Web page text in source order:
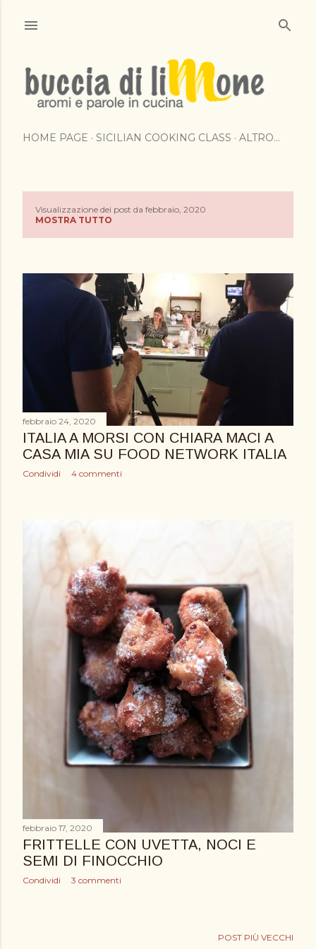
HOME PAGE SICILIAN COOKING CLASS ALTRO…
s
Visualizzazione dei post da febbraio, 2020
MOSTRA TUTTO
febbraio 24, 2020
ITALIA A MORSI CON CHIARA MACI A
CASA MIA SU FOOD NETWORK ITALIA
Condividi 4 commenti
febbraio 17, 2020
FRITTELLE CON UVETTA, NOCI E
SEMI DI FINOCCHIO
Condividi 3 commenti
POST PIÙ VECCHI